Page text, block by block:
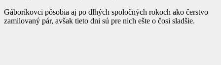
Gáboríkovci pôsobia aj po dlhých spoločných rokoch ako čerstvo
zamilovaný pár, avšak tieto dni sú pre nich ešte o čosi sladšie.